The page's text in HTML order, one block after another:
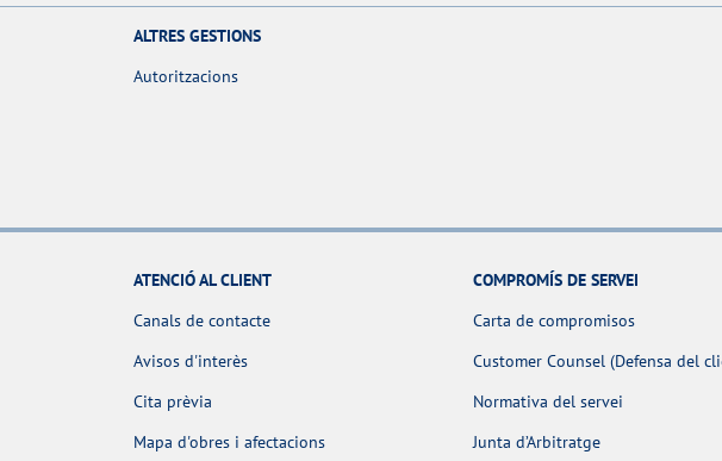
ALTRES GESTIONS
Autoritzacions
ATENCIÓ AL CLIENT
Canals de contacte
Avisos d'interès
Cita prèvia
Mapa d'obres i afectacions
COMPROMÍS DE SERVEI
Carta de compromisos
Customer Counsel (Defensa del
Normativa del servei
Junta d’Arbitratge